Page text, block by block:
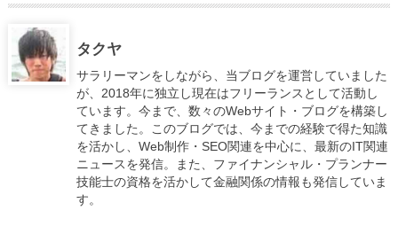
タクヤ
サラリーマンをしながら、当ブログを運営していました
が、2018年に独立し現在はフリーランスとして活動し
ています。今まで、数々のWebサイト・ブログを構築し
てきました。このブログでは、今までの経験で得た知識
を活かし、Web制作・SEO関連を中心に、最新のIT関連
ニュースを発信。また、ファイナンシャル・プランナー
技能士の資格を活かして金融関係の情報も発信していま
す。